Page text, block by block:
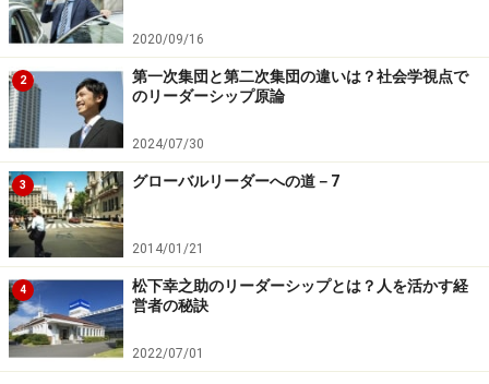
2020/09/16
2
第一次集団と第二次集団の違いは？社会学視点で
のリーダーシップ原論
2024/07/30
3 グローバルリーダーへの道－7
2014/01/21
4
松下幸之助のリーダーシップとは？人を活かす経
営者の秘訣
2022/07/01